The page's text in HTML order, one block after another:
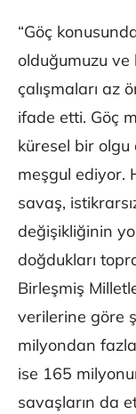
“Göç
olduğumuzu
çalışmaları az
ifade etti. Göç
küresel bir
meşgul ediyor.
savaş,
değişikliğinin yol
doğdukları
Birleşmiş
verilerine göre
milyondan
ise 165
savaşların da